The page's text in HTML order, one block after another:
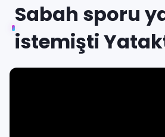
Sabah sporu
istemişti